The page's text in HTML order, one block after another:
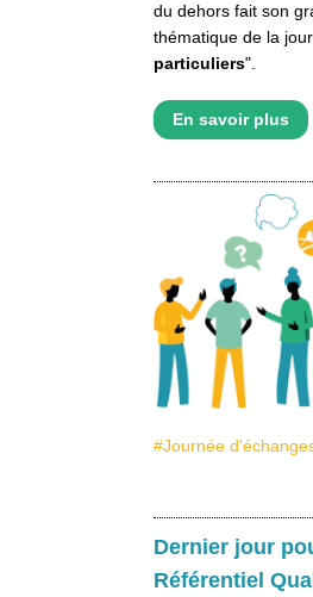
du dehors fait son
thématique de la
particuliers".
En savoir plus
#Journée
Dernier jour
Référentiel